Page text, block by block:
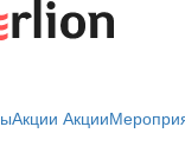
Акции Акции